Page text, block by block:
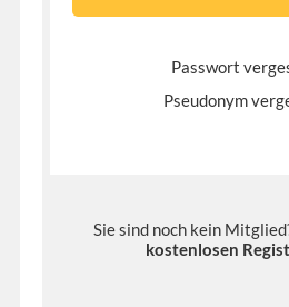
Passwort
Pseudonym
Sie sind noch kein
kostenlosen